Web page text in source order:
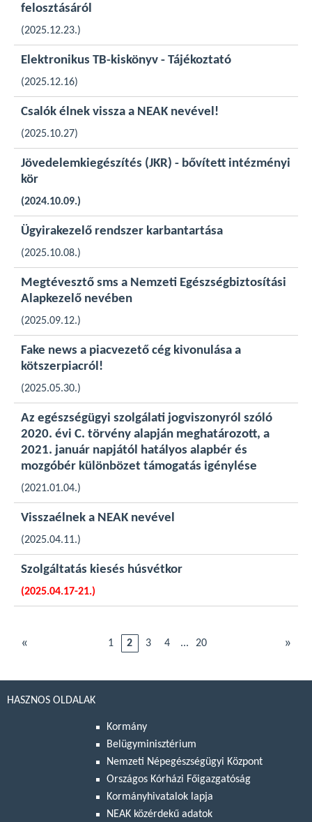
felosztásáról
(2025.12.23.)
Elektronikus TB-kiskönyv - Tájékoztató
(2025.12.16)
Csalók élnek vissza a NEAK nevével!
(2025.10.27)
Jövedelemkiegészítés (JKR) - bővített intézményi
kör
(2024.10.09.)
Ügyirakezelő rendszer karbantartása
(2025.10.08.)
Megtévesztő sms a Nemzeti Egészségbiztosítási
Alapkezelő nevében
(2025.09.12.)
Fake news a piacvezető cég kivonulása a
kötszerpiacról!
(2025.05.30.)
Az egészségügyi szolgálati jogviszonyról szóló
2020. évi C. törvény alapján meghatározott, a
2021. január napjától hatályos alapbér és
mozgóbér különbözet támogatás igénylése
(2021.01.04.)
Visszaélnek a NEAK nevével
(2025.04.11.)
Szolgáltatás kiesés húsvétkor
(2025.04.17-21.)
« 1 2 3 4 ... 20 »
HASZNOS OLDALAK
Kormány
Belügyminisztérium
Nemzeti Népegészségügyi Központ
Országos Kórházi Főigazgatóság
Kormányhivatalok lapja
NEAK közérdekű adatok